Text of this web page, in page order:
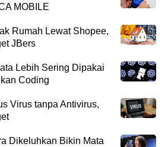
MOBILE
Rumah Lewat Shopee,
JBers
Lebih Sering Dipakai
Coding
Virus tanpa Antivirus,
Dikeluhkan Bikin Mata